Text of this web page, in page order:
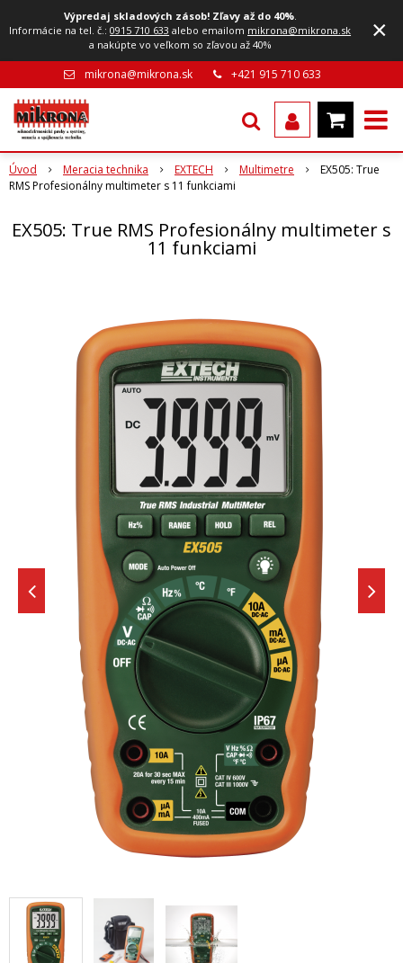
Výpredaj skladových zásob! Zľavy až do 40%.
Informácie na tel. č.:0915 710 633 alebo emailom mikrona@mikrona.sk
a nakúpte vo veľkom so zľavou až 40%
×
mikrona@mikrona.sk +421 915 710 633
Úvod Meracia technika EXTECH Multimetre
EX505: True
RMS Profesionálny multimeter s 11 funkciami
EX505: True RMS Profesionálny multimeter s
11 funkciami